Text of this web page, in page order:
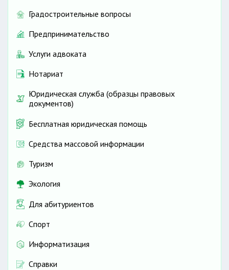
Градостроительные вопросы
Предпринимательство
Услуги адвоката
Нотариат
Юридическая служба (образцы правовых
документов)
Бесплатная юридическая помощь
Средства массовой информации
Туризм
Экология
Для абитуриентов
Спорт
Информатизация
Справки